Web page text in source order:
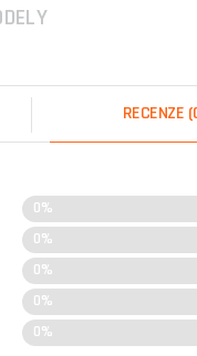
RECENZE
0%
0%
0%
0%
0%